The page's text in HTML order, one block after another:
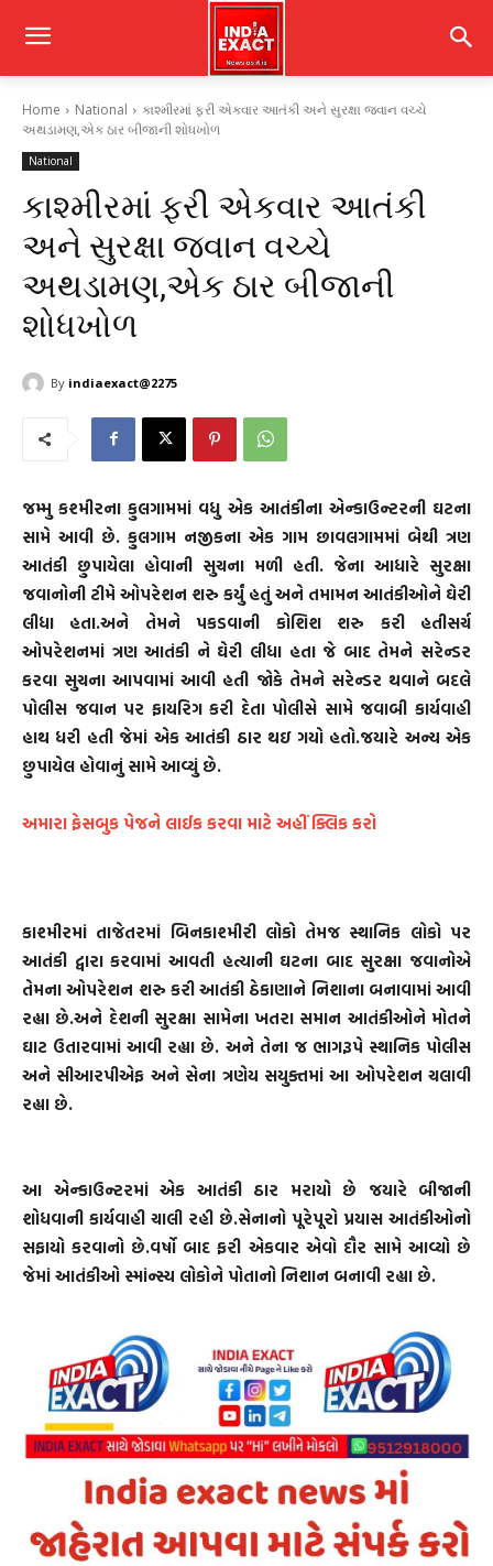
Home National
કાશ્મીરમાં ફરી એકવાર આતંકી અને સુરક્ષા જવાન વચ્ચે
અથડામણ,એક ઠાર બીજાની શોધખોળ
National
કાશ્મીરમાં ફરી એકવાર આતંકી
અને સુરક્ષા જવાન વચ્ચે
અથડામણ,એક ઠાર બીજાની
શોધખોળ
By indiaexact@2275
જમ્મુ કશ્મીરના કુલગામમાં વધુ એક આતંકીના એન્કાઉન્ટરની ઘટના
સામે આવી છે. કુલગામ નજીકના એક ગામ છાવલગામમાં બેથી ત્રણ
આતંકી છુપાયેલા હોવાની સુચના મળી હતી. જેના આધારે સુરક્ષા
જવાનોની ટીમે ઓપરેશન શરુ કર્યું હતું અને તમામન આતંકીઓને ઘેરી
લીધા હતા.અને તેમને પકડવાની કોશિશ શરુ કરી હતીસર્ચ
ઓપરેશનમાં ત્રણ આતંકી ને ઘેરી લીધા હતા જે બાદ તેમને સરેન્ડર
કરવા સુચના આપવામાં આવી હતી જોકે તેમને સરેન્ડર થવાને બદલે
પોલીસ જવાન પર ફાયરિગ કરી દેતા પોલીસે સામે જવાબી કાર્યવાહી
હાથ ધરી હતી જેમાં એક આતંકી ઠાર થઇ ગયો હતો.જયારે અન્ય એક
છુપાયેલ હોવાનું સામે આવ્યું છે.
અમારા ફેસબુક પેજને લાઈક કરવા માટે અહીં ક્લિક કરો
કાશ્મીરમાં તાજેતરમાં બિનકાશ્મીરી લોકો તેમજ સ્થાનિક લોકો પર
આતંકી દ્વારા કરવામાં આવતી હત્યાની ઘટના બાદ સુરક્ષા જવાનોએ
તેમના ઓપરેશન શરુ કરી આતંકી ઠેકાણાને નિશાના બનાવામાં આવી
રહ્યા છે.અને દેશની સુરક્ષા સામેના ખતરા સમાન આતંકીઓને મોતને
ઘાટ ઉતારવામાં આવી રહ્યા છે. અને તેના જ ભાગરૂપે સ્થાનિક પોલીસ
અને સીઆરપીએફ અને સેના ત્રણેય સયુક્તમાં આ ઓપરેશન ચલાવી
રહ્યા છે.
આ એન્કાઉન્ટરમાં એક આતંકી ઠાર મરાયો છે જયારે બીજાની
શોધવાની કાર્યવાહી ચાલી રહી છે.સેનાનો પૂરેપૂરો પ્રયાસ આતંકીઓનો
સફાયો કરવાનો છે.વર્ષો બાદ ફરી એકવાર એવો દૌર સામે આવ્યો છે
જેમાં આતંકીઓ સ્માંન્સ્ય લોકોને પોતાનો નિશાન બનાવી રહ્યા છે.